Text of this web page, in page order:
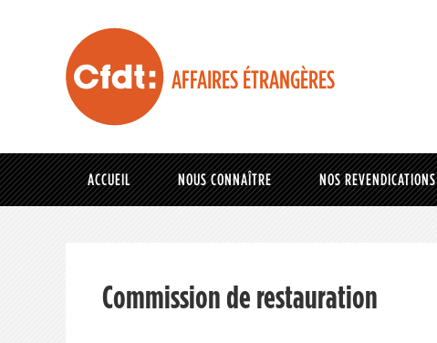
AFFAIRES ÉTRANGÈRES
ACCUEIL NOUS CONNAÎTRE NOS REVENDICATIONS
Commission de restauration